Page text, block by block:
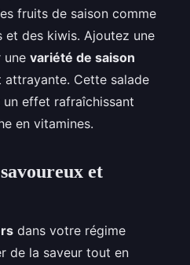
fruits de saison comme
et des kiwis. Ajoutez une
une variété de saison
Cette salade
effet rafraîchissant
en vitamines.
et
dans votre régime
de la saveur tout en